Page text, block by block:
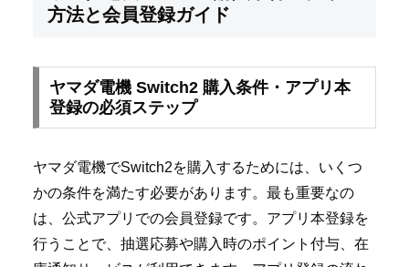
方法と会員登録ガイド
ヤマダ電機 Switch2 購入条件・アプリ本
登録の必須ステップ
ヤマダ電機でSwitch2を購入するためには、いくつ
かの条件を満たす必要があります。最も重要なの
は、公式アプリでの会員登録です。アプリ本登録を
行うことで、抽選応募や購入時のポイント付与、在